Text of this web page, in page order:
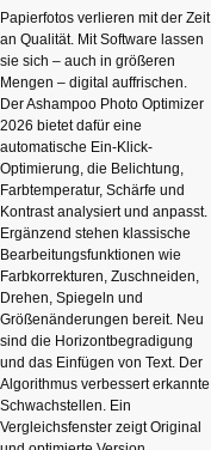
Papierfotos verlieren mit der Zeit
an Qualität. Mit Software lassen
sie sich – auch in größeren
Mengen – digital auffrischen.
Der Ashampoo Photo Optimizer
2026 bietet dafür eine
automatische Ein-Klick-
Optimierung, die Belichtung,
Farbtemperatur, Schärfe und
Kontrast analysiert und anpasst.
Ergänzend stehen klassische
Bearbeitungsfunktionen wie
Farbkorrekturen, Zuschneiden,
Drehen, Spiegeln und
Größenänderungen bereit. Neu
sind die Horizontbegradigung
und das Einfügen von Text. Der
Algorithmus verbessert erkannte
Schwachstellen. Ein
Vergleichsfenster zeigt Original